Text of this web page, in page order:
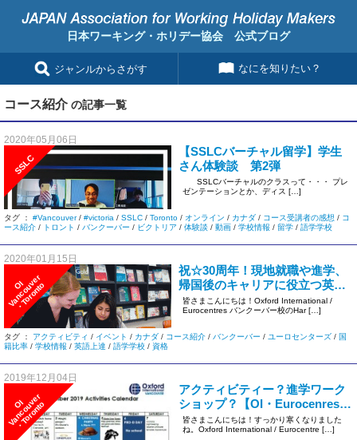
日本ワーキング・ホリデー協会 公式ブログ
ジャンルからさがす なにを知りたい？
コース紹介 の記事一覧
2020年05月06日
SSLC
【SSLCバーチャル留学】学生
さん体験談 第2弾
SSLCバーチャルのクラスって・・・ プレ
ゼンテーションとか、ディス […]
タグ ： #Vancouver/ #victoria / SSLC / Toronto / オンライン / カナダ / コース受講者の感想 / コ
ース紹介 / トロント / バンクーバー / ビクトリア / 体験談 / 動画 / 学校情報 / 留学 / 語学学校
2020年01月15日
O
I
V
a
n
c
o
u
v
e
r
・
T
o
r
o
n
t
o
祝☆30周年！現地就職や進学、
帰国後のキャリアに役立つ英語
力をUP！【OI Eurocentresバン
クーバー】
皆さまこんにちは！Oxford International /
Eurocentres バンクーバー校のHar […]
タグ ： アクティビティ / イベント / カナダ / コース紹介 / バンクーバー / ユーロセンターズ / 国
籍比率 / 学校情報 / 英語上達 / 語学学校 / 資格
2019年12月04日
O
I
V
a
n
c
o
u
v
e
r
・
T
o
r
o
n
t
o
アクティビティー？進学ワーク
ショップ？【OI・Eurocenres
バンクーバー】は英語学習＋αも
大人気の語学学校です＾＾
皆さまこんにちは！すっかり寒くなりました
ね。Oxford International / Eurocentre […]